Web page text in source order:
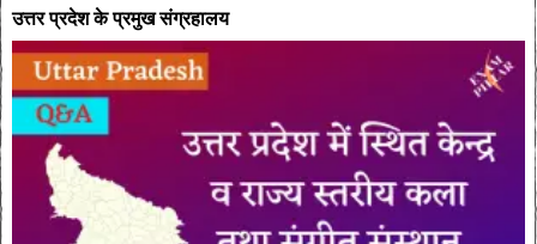
उत्तर प्रदेश के प्रमुख संग्रहालय